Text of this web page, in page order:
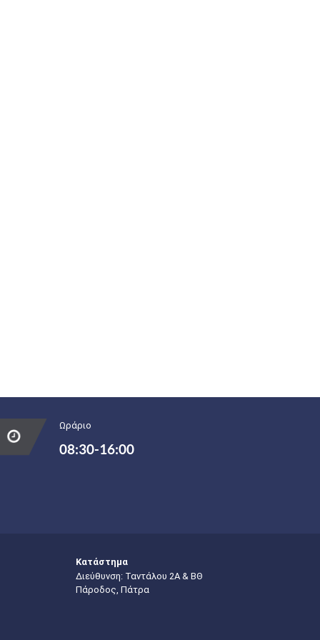
Ωράριο
08:30-16:00
Κατάστημα
Διεύθυνση: Ταντάλου 2Α & ΒΘ
Πάροδος, Πάτρα